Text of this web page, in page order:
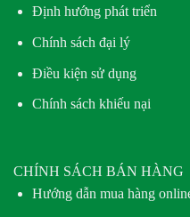
Định hướng phát triển
Chính sách đại lý
Điều kiện sử dụng
Chính sách khiếu nại
CHÍNH SÁCH BÁN HÀNG
Hướng dẫn mua hàng